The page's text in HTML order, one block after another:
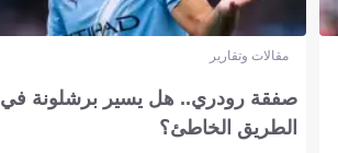
مقالات وتقارير
صفقة رودري.. هل يسير برشلونة في
الطريق الخاطئ؟